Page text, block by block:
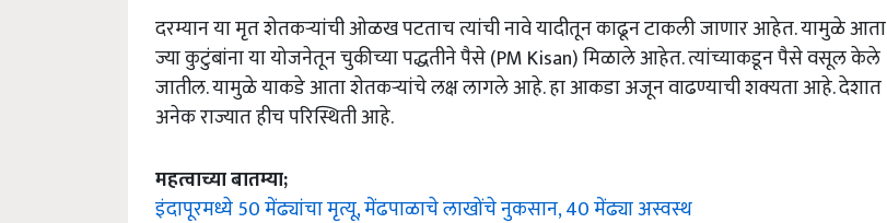
दरम्यान या मृत शेतकऱ्यांची ओळख पटताच त्यांची नावे यादीतून काढून टाकली जाणार आहेत. यामुळे आता
ज्या कुटुंबांना या योजनेतून चुकीच्या पद्धतीने पैसे (PM Kisan) मिळाले आहेत. त्यांच्याकडून पैसे वसूल केले
जातील. यामुळे याकडे आता शेतकऱ्यांचे लक्ष लागले आहे. हा आकडा अजून वाढण्याची शक्यता आहे. देशात
अनेक राज्यात हीच परिस्थिती आहे.
महत्वाच्या बातम्या;
इंदापूरमध्ये 50 मेंढ्यांचा मृत्यू, मेंढपाळाचे लाखोंचे नुकसान, 40 मेंढ्या अस्वस्थ